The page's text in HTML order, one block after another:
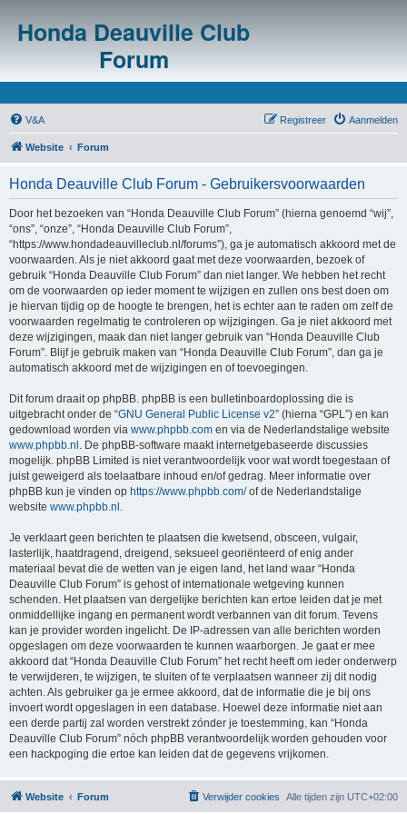
Honda Deauville Club
Forum
V&A Aanmelden
Registreer
Website Forum
Honda Deauville Club Forum - Gebruikersvoorwaarden
Door het bezoeken van “Honda Deauville Club Forum” (hierna genoemd “wij”,
“ons”, “onze”, “Honda Deauville Club Forum”,
“https://www.hondadeauvilleclub.nl/forums”), ga je automatisch akkoord met de
voorwaarden. Als je niet akkoord gaat met deze voorwaarden, bezoek of
gebruik “Honda Deauville Club Forum” dan niet langer. We hebben het recht
om de voorwaarden op ieder moment te wijzigen en zullen ons best doen om
je hiervan tijdig op de hoogte te brengen, het is echter aan te raden om zelf de
voorwaarden regelmatig te controleren op wijzigingen. Ga je niet akkoord met
deze wijzigingen, maak dan niet langer gebruik van “Honda Deauville Club
Forum”. Blijf je gebruik maken van “Honda Deauville Club Forum”, dan ga je
automatisch akkoord met de wijzigingen en of toevoegingen.
Dit forum draait op phpBB. phpBB is een bulletinboardoplossing die is
uitgebracht onder de “GNU General Public License v2” (hierna “GPL”) en kan
gedownload worden via www.phpbb.com en via de Nederlandstalige website
www.phpbb.nl . De phpBB-software maakt internetgebaseerde discussies
mogelijk. phpBB Limited is niet verantwoordelijk voor wat wordt toegestaan of
juist geweigerd als toelaatbare inhoud en/of gedrag. Meer informatie over
phpBB kun je vinden op https://www.phpbb.com/of de Nederlandstalige
website www.phpbb.nl .
Je verklaart geen berichten te plaatsen die kwetsend, obsceen, vulgair,
lasterlijk, haatdragend, dreigend, seksueel georiënteerd of enig ander
materiaal bevat die de wetten van je eigen land, het land waar “Honda
Deauville Club Forum” is gehost of internationale wetgeving kunnen
schenden. Het plaatsen van dergelijke berichten kan ertoe leiden dat je met
onmiddellijke ingang en permanent wordt verbannen van dit forum. Tevens
kan je provider worden ingelicht. De IP-adressen van alle berichten worden
opgeslagen om deze voorwaarden te kunnen waarborgen. Je gaat er mee
akkoord dat “Honda Deauville Club Forum” het recht heeft om ieder onderwerp
te verwijderen, te wijzigen, te sluiten of te verplaatsen wanneer zij dit nodig
achten. Als gebruiker ga je ermee akkoord, dat de informatie die je bij ons
invoert wordt opgeslagen in een database. Hoewel deze informatie niet aan
een derde partij zal worden verstrekt zónder je toestemming, kan “Honda
Deauville Club Forum” nóch phpBB verantwoordelijk worden gehouden voor
een hackpoging die ertoe kan leiden dat de gegevens vrijkomen.
Website Forum Alle tijden zijn UTC+02:00
Verwijder cookies